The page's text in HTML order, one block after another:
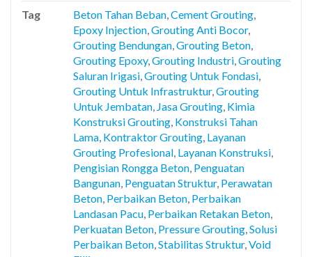
Tag Beton Tahan Beban Cement Grouting
Epoxy Injection Grouting Anti Bocor,
Grouting Bendungan Grouting Beton
Grouting Epoxy, Grouting Industri Grouting
Saluran Irigasi Grouting Untuk Fondasi
Grouting Untuk Infrastruktur, Grouting
Untuk Jembatan Jasa Grouting Kimia
Konstruksi Grouting Konstruksi Tahan
Lama Kontraktor Grouting Layanan
Grouting Profesional Layanan Konstruksi
Pengisian Rongga Beton Penguatan
Bangunan Penguatan Struktur, Perawatan
Beton Perbaikan Beton Perbaikan
Landasan Pacu Perbaikan Retakan Beton
Perkuatan Beton Pressure Grouting Solusi
Perbaikan Beton Stabilitas Struktur, Void